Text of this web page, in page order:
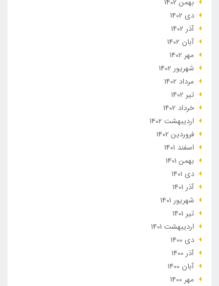
بهمن 1402
دی 1402
آذر 1402
آبان 1402
مهر 1402
شهریور 1402
مرداد 1402
تير 1402
خرداد 1402
ارديبهشت 1402
فروردین 1402
اسفند 1401
بهمن 1401
دی 1401
آذر 1401
شهریور 1401
تير 1401
ارديبهشت 1401
دی 1400
آذر 1400
آبان 1400
مهر 1400